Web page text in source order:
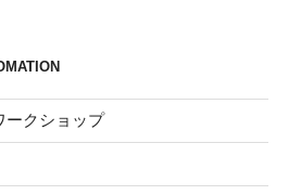
ークショップ